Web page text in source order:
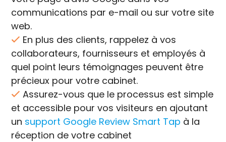
communications par e-mail ou sur votre site
web.
En plus des clients, rappelez à vos
collaborateurs, fournisseurs et employés à
quel point leurs témoignages peuvent être
précieux pour votre cabinet.
Assurez-vous que le processus est simple
et accessible pour vos visiteurs en ajoutant
un support Google Review Smart Tap à la
réception de votre cabinet